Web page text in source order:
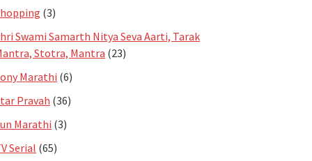
(3)
Swami Samarth Nitya Seva Aarti, Tarak
Stotra, Mantra (23)
Marathi (6)
Pravah (36)
Marathi (3)
Serial (65)